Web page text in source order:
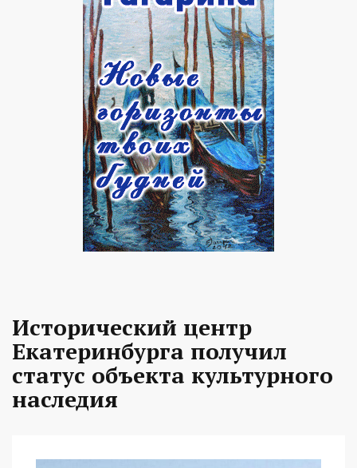
Исторический центр
Екатеринбурга получил
статус объекта культурного
наследия